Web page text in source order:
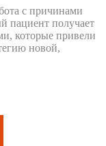
с причинами
пациент получает
которые привели
новой,